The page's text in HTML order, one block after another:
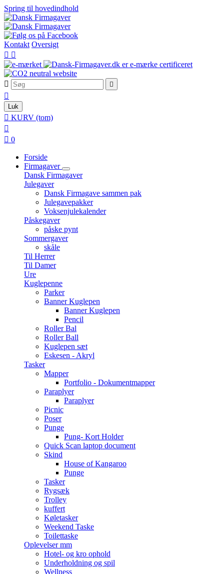
Spring til hovedindhold
Kontakt Oversigt
 
 

Luk
 KURV (tom)

 0
Forside
Firmagaver
Dansk Firmagaver
Julegaver
Dansk Firmagave sammen pak
Julegavepakker
Voksenjulekalender
Påskegaver
påske pynt
Sommergaver
skåle
Til Herrer
Til Damer
Ure
Kuglepenne
Parker
Banner Kuglepen
Banner Kuglepen
Pencil
Roller Bal
Roller Ball
Kuglepen sæt
Eskesen - Akryl
Tasker
Mapper
Portfolio - Dokumentmapper
Paraplyer
Paraplyer
Picnic
Poser
Punge
Pung- Kort Holder
Quick Scan laptop document
Skind
House of Kangaroo
Punge
Tasker
Rygsæk
Trolley
kuffert
Køletasker
Weekend Taske
Toilettaske
Oplevelser mm
Hotel- og kro ophold
Underholdning og spil
Wellness